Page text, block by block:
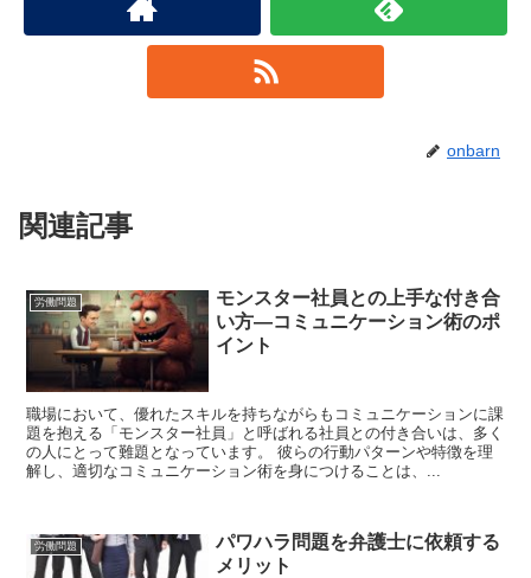
onbarn
関連記事
労働問題
モンスター社員との上手な付き合
い方―コミュニケーション術のポ
イント
職場において、優れたスキルを持ちながらもコミュニケーションに課
題を抱える「モンスター社員」と呼ばれる社員との付き合いは、多く
の人にとって難題となっています。 彼らの行動パターンや特徴を理
解し、適切なコミュニケーション術を身につけることは、...
労働問題
パワハラ問題を弁護士に依頼する
メリット